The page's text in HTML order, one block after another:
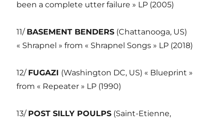
been a complete utter failure » LP (2005)
11/ BASEMENT BENDERS (Chattanooga, US)
« Shrapnel » from « Shrapnel Songs » LP (2018)
12/ FUGAZI (Washington DC, US) « Blueprint »
from « Repeater » LP (1990)
13/ POST SILLY POULPS (Saint-Etienne,